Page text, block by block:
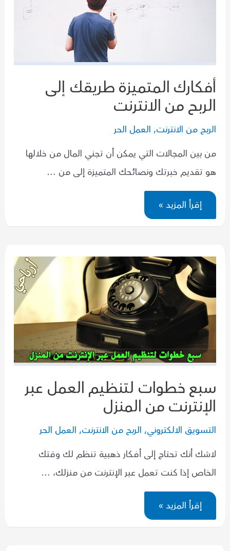
أفكارك المتميزة طريقك إلى
الربح من الانترنت
الربح من الانترنت, العمل الحر
من بين المجالات التي يمكن أن تجني المال من خلالها
هو تقديم خبرتك ونصائحك المتميزة إلى من …
أفكارك
المتميزة
طريقك
إلى
إقرأ المزيد »
سبع خطوات لتنظيم العمل عبر
الإنترنت من المنزل
التسويق الالكتروني, الربح من الانترنت, العمل الحر
لاشك أنك تحتاج إلى أفكار ذهبية تنظم لك وقتك
الخاص إذا كنت تعمل عبر الإنترنت من منزلك، …
سبع
خطوات
لتنظيم
العمل
إقرأ المزيد »